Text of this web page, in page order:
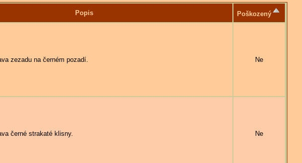
Popis Poškozený
zezadu na černém pozadí. Ne
černé strakaté klisny. Ne